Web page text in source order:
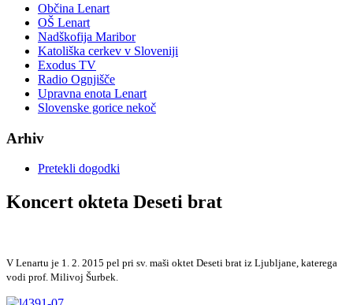
Občina Lenart
OŠ Lenart
Nadškofija Maribor
Katoliška cerkev v Sloveniji
Exodus TV
Radio Ognjišče
Upravna enota Lenart
Slovenske gorice nekoč
Arhiv
Pretekli dogodki
Koncert okteta Deseti brat
V Lenartu je 1. 2. 2015 pel pri sv. maši oktet Deseti brat iz Ljubljane, katerega
vodi prof. Milivoj Šurbek.